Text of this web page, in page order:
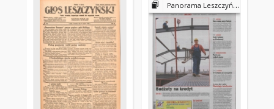
Panorama Leszczyńska 2002